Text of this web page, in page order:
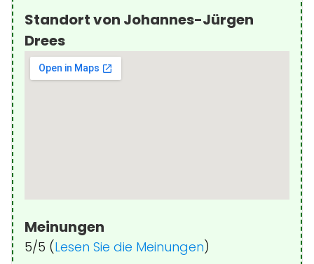
Standort von Johannes-Jürgen
Drees
Meinungen
5/5 (Lesen Sie die Meinungen)